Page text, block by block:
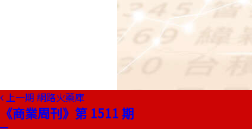
上一期 網路火藥庫
《商業周刊》第 1511 期